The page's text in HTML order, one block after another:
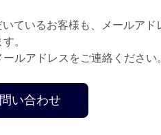
ているお客様も、メールアド
。
ルアドレスをご連絡ください
い合わせ